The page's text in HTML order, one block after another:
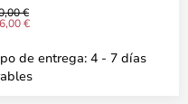
€
€
de entrega: 4 - 7 días